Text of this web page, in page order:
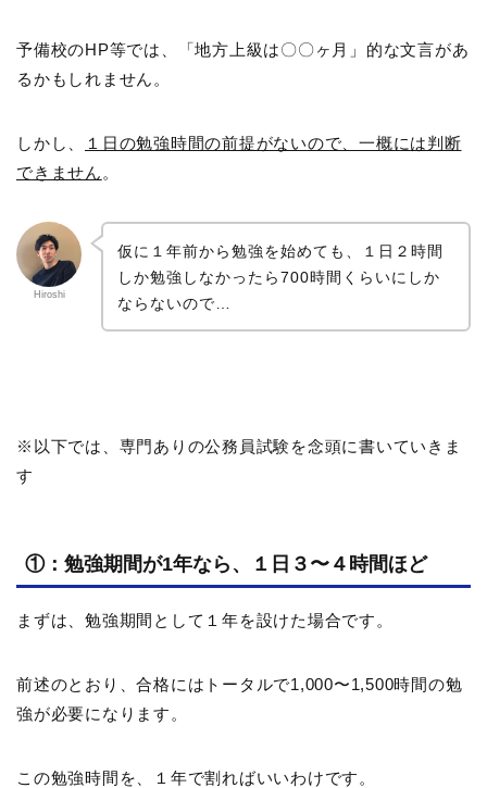
予備校のHP等では、「地方上級は〇〇ヶ月」的な文言があ
るかもしれません。
しかし、
１日の勉強時間の前提がないので、一概には判断
できません 。
Hiroshi
仮に１年前から勉強を始めても、１日２時間
しか勉強しなかったら700時間くらいにしか
ならないので…
※以下では、専門ありの公務員試験を念頭に書いていきま
す
①：勉強期間が1年なら、１日３〜４時間ほど
まずは、勉強期間として１年を設けた場合です。
前述のとおり、合格にはトータルで1,000〜1,500時間の勉
強が必要になります。
この勉強時間を、１年で割ればいいわけです。